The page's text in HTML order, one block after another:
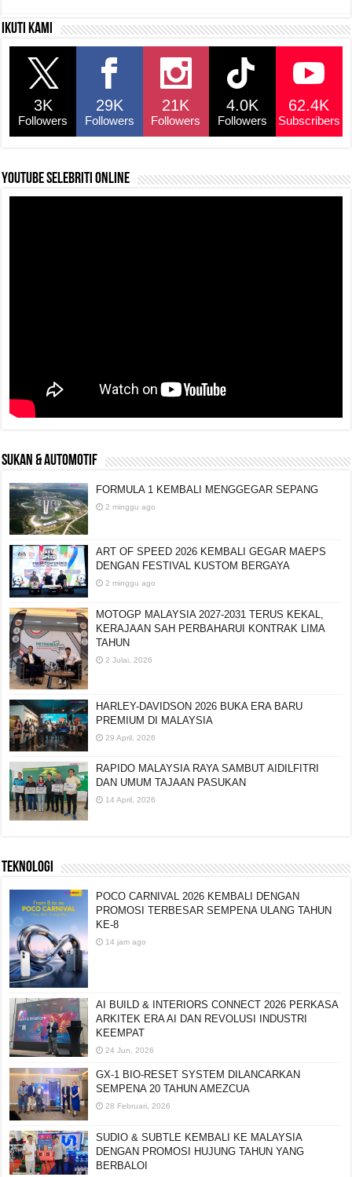
c
e
b
o
o
k
s
p
a
y
Li
n
k
e
Ikuti kami
3K
Followers
29K
Followers
21K
Followers
4.0K
Followers
62.4K
Subscribers
YouTube selebriti online
SUKAN & AUTOMOTIF
FORMULA 1 KEMBALI MENGGEGAR SEPANG
2 minggu ago
ART OF SPEED 2026 KEMBALI GEGAR MAEPS
DENGAN FESTIVAL KUSTOM BERGAYA
2 minggu ago
MOTOGP MALAYSIA 2027-2031 TERUS KEKAL,
KERAJAAN SAH PERBAHARUI KONTRAK LIMA
TAHUN
2 Julai, 2026
HARLEY-DAVIDSON 2026 BUKA ERA BARU
PREMIUM DI MALAYSIA
29 April, 2026
RAPIDO MALAYSIA RAYA SAMBUT AIDILFITRI
DAN UMUM TAJAAN PASUKAN
14 April, 2026
TEKNOLOGI
POCO CARNIVAL 2026 KEMBALI DENGAN
PROMOSI TERBESAR SEMPENA ULANG TAHUN
KE-8
14 jam ago
AI BUILD & INTERIORS CONNECT 2026 PERKASA
ARKITEK ERA AI DAN REVOLUSI INDUSTRI
KEEMPAT
24 Jun, 2026
GX-1 BIO-RESET SYSTEM DILANCARKAN
SEMPENA 20 TAHUN AMEZCUA
28 Februari, 2026
SUDIO & SUBTLE KEMBALI KE MALAYSIA
DENGAN PROMOSI HUJUNG TAHUN YANG
BERBALOI